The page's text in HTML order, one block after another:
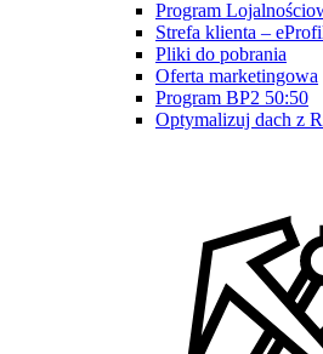
Program
Strefa klienta –
Pliki do pobrania
Oferta marketingowa
Program BP2 50:50
Optymalizuj dach z